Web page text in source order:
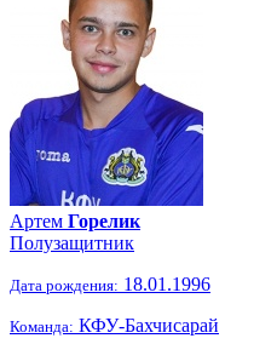
Артем Горелик
Полузащитник
Дата рождения: 18.01.1996
Команда: КФУ-Бахчисарай